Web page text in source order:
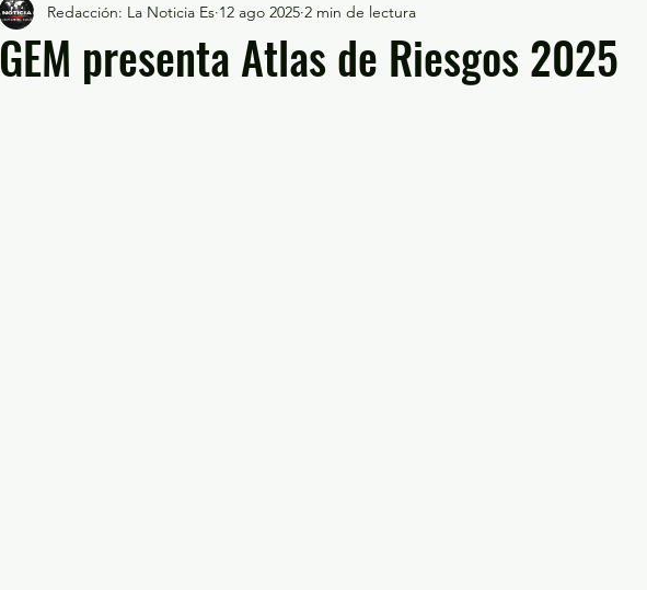
Nacional Estatal Gubernatura Edoméx 2023
GEM presenta Atlas de Riesgos 2025
Redacción: La Noticia Es 12 ago 2025 2 min de lectura